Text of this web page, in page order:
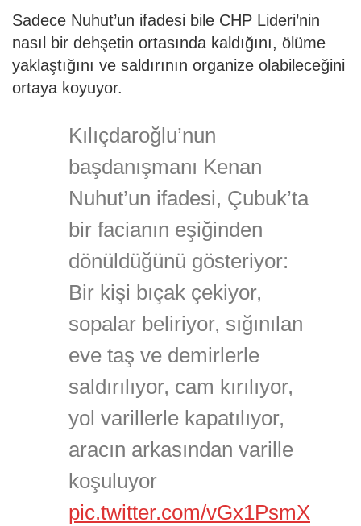
Sadece Nuhut’un ifadesi bile CHP Lideri’nin
nasıl bir dehşetin ortasında kaldığını, ölüme
yaklaştığını ve saldırının organize olabileceğini
ortaya koyuyor.
Kılıçdaroğlu’nun
başdanışmanı Kenan
Nuhut’un ifadesi, Çubuk’ta
bir facianın eşiğinden
dönüldüğünü gösteriyor:
Bir kişi bıçak çekiyor,
sopalar beliriyor, sığınılan
eve taş ve demirlerle
saldırılıyor, cam kırılıyor,
yol varillerle kapatılıyor,
aracın arkasından varille
koşuluyor
pic.twitter.com/vGx1PsmX